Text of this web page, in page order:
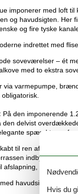
imponerer med loft
og havudsigten. Her
og fire tyske
indrettet med
soveværelser – ét
med to ekstra
via varmepumpe,
På den imponerende
delvist
spænd toner
til ren afslapning:
indbyder til
afslapning, grillhygge
havudsigt, se
Hvis du